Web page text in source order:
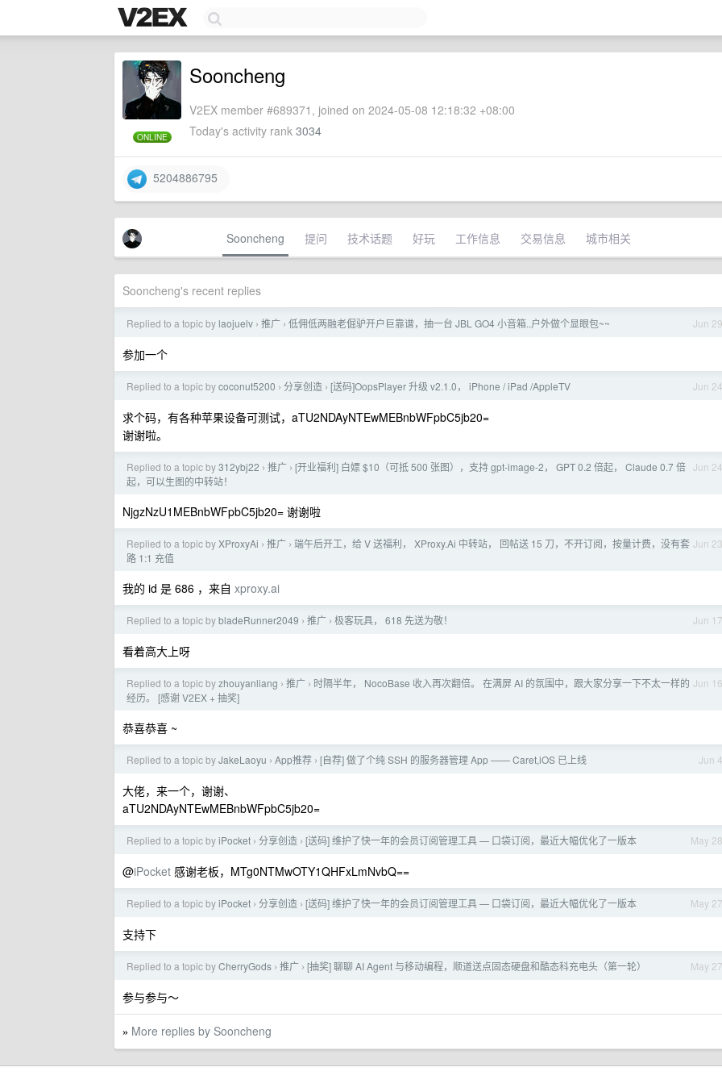
ONLINE
Sooncheng
V2EX member #689371, joined on 2024-05-08 12:18:32 +08:00
Today's activity rank 3034
5204886795
Sooncheng 提问 技术话题 好玩 工作信息 交易信息 城市相关
Sooncheng's recent replies
Jun 29
Replied to a topic by laojuelv › 推广 › 低佣低两融老倔驴开户巨靠谱，抽一台 JBL GO4 小音箱..户外做个显眼包~~
参加一个
Jun 24
Replied to a topic bycoconut5200 › 分享创造 › [送码]OopsPlayer 升级 v2.1.0， iPhone / iPad /AppleTV
求个码，有各种苹果设备可测试，aTU2NDAyNTEwMEBnbWFpbC5jb20=
谢谢啦。
Jun 24
Replied to a topic by312ybj22 › 推广 › [开业福利] 白嫖 $10（可抵 500 张图），支持 gpt-image-2， GPT 0.2 倍起， Claude 0.7 倍
起，可以生图的中转站！
NjgzNzU1MEBnbWFpbC5jb20= 谢谢啦
Jun 23
Replied to a topic byXProxyAi › 推广 › 端午后开工，给 V 送福利， XProxy.Ai 中转站， 回帖送 15 刀，不开订阅，按量计费，没有套
路 1:1 充值
我的 id 是 686 ，来自 xproxy.ai
Jun 17
Replied to a topic bybladeRunner2049 › 推广 › 极客玩具， 618 先送为敬！
看着高大上呀
Jun 16
Replied to a topic byzhouyanliang › 推广 › 时隔半年， NocoBase 收入再次翻倍。 在满屏 AI 的氛围中，跟大家分享一下不太一样的
经历。 [感谢 V2EX + 抽奖]
恭喜恭喜 ~
Jun 4
Replied to a topic byJakeLaoyu › App推荐 › [自荐] 做了个纯 SSH 的服务器管理 App —— Caret,iOS 已上线
大佬，来一个，谢谢、
aTU2NDAyNTEwMEBnbWFpbC5jb20=
May 28
Replied to a topic byiPocket › 分享创造 › [送码] 维护了快一年的会员订阅管理工具 — 口袋订阅，最近大幅优化了一版本
@iPocket 感谢老板，MTg0NTMwOTY1QHFxLmNvbQ==
May 27
Replied to a topic byiPocket › 分享创造 › [送码] 维护了快一年的会员订阅管理工具 — 口袋订阅，最近大幅优化了一版本
支持下
May 27
Replied to a topic byCherryGods › 推广 › [抽奖] 聊聊 AI Agent 与移动编程，顺道送点固态硬盘和酷态科充电头（第一轮）
参与参与～
» More replies by Sooncheng